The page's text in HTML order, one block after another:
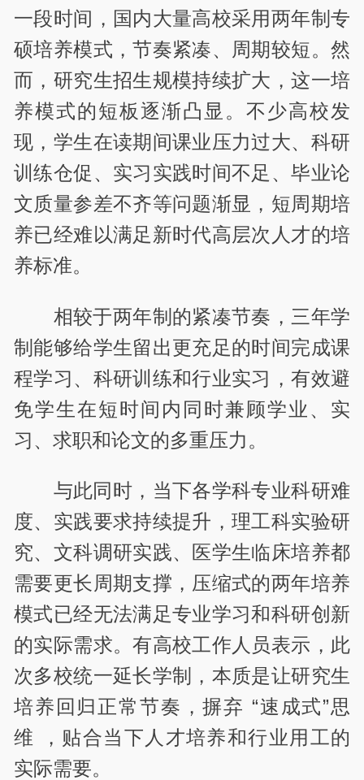
一段时间，国内大量高校采用两年制专
硕培养模式，节奏紧凑、周期较短。然
而，研究生招生规模持续扩大，这一培
养模式的短板逐渐凸显。不少高校发
现，学生在读期间课业压力过大、科研
训练仓促、实习实践时间不足、毕业论
文质量参差不齐等问题渐显，短周期培
养已经难以满足新时代高层次人才的培
养标准。
相较于两年制的紧凑节奏，三年学
制能够给学生留出更充足的时间完成课
程学习、科研训练和行业实习，有效避
免学生在短时间内同时兼顾学业、实
习、求职和论文的多重压力。
与此同时，当下各学科专业科研难
度、实践要求持续提升，理工科实验研
究、文科调研实践、医学生临床培养都
需要更长周期支撑，压缩式的两年培养
模式已经无法满足专业学习和科研创新
的实际需求。有高校工作人员表示，此
次多校统一延长学制，本质是让研究生
培养回归正常节奏，摒弃 “速成式”思
维 ，贴合当下人才培养和行业用工的
实际需要。